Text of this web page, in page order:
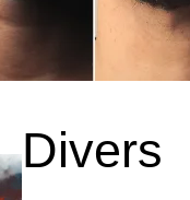
Divers